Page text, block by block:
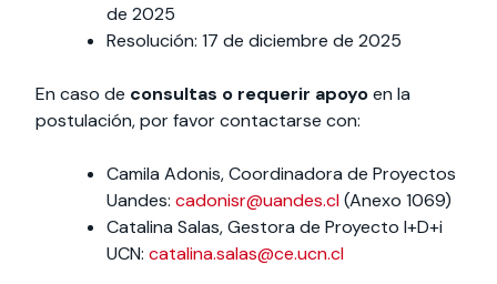
de 2025
Resolución: 17 de diciembre de 2025
En caso de consultas o requerir apoyoen la
postulación, por favor contactarse con:
Camila Adonis, Coordinadora de Proyectos
Uandes: cadonisr@uandes.cl(Anexo 1069)
Catalina Salas, Gestora de Proyecto I+D+i
UCN: catalina.salas@ce.ucn.cl